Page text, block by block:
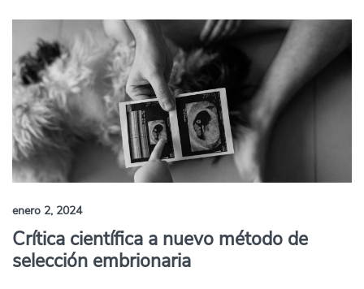
enero 2, 2024
Crítica científica a nuevo método de
selección embrionaria